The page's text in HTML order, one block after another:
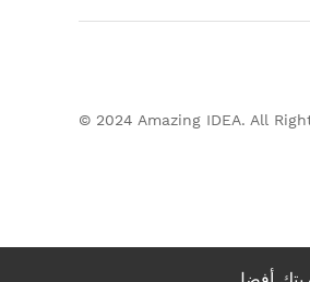
© 2024 Amazing IDEA. All